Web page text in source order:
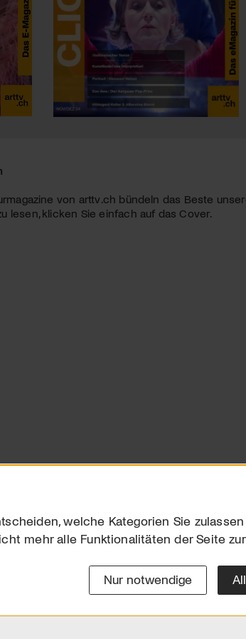
von arttv.ch bündeln das Beste
lesen, klicken Sie einfach auf das Cover.
Downloads
welche Kategorien Sie
mehr alle Funktionalitäten der Seite
Nur notwendige